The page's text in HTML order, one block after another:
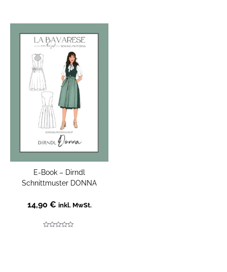
E-Book – Dirndl
Schnittmuster DONNA
14,90 € inkl. MwSt.